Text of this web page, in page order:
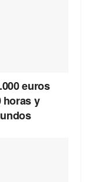
euros
horas y